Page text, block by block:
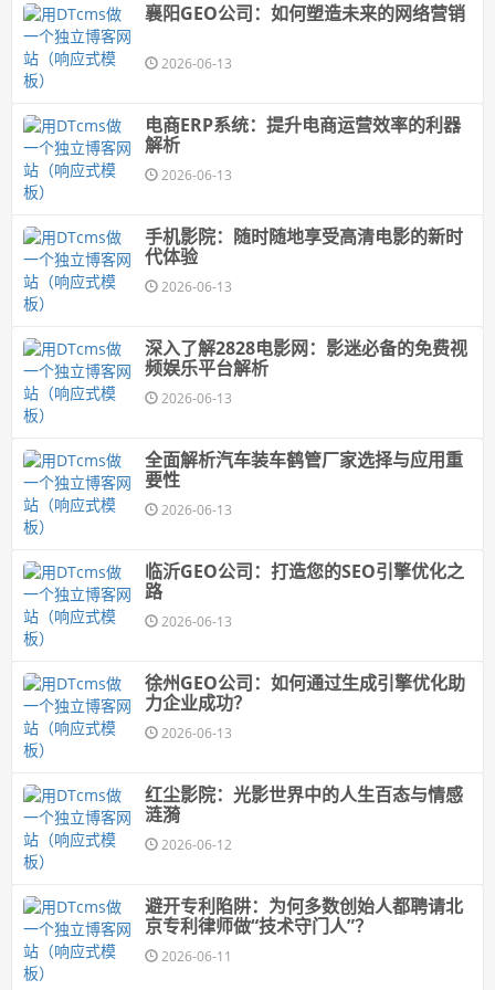
襄阳GEO公司：如何塑造未来的网络营销
2026-06-13
电商ERP系统：提升电商运营效率的利器
解析
2026-06-13
手机影院：随时随地享受高清电影的新时
代体验
2026-06-13
深入了解2828电影网：影迷必备的免费视
频娱乐平台解析
2026-06-13
全面解析汽车装车鹤管厂家选择与应用重
要性
2026-06-13
临沂GEO公司：打造您的SEO引擎优化之
路
2026-06-13
徐州GEO公司：如何通过生成引擎优化助
力企业成功？
2026-06-13
红尘影院：光影世界中的人生百态与情感
涟漪
2026-06-12
避开专利陷阱：为何多数创始人都聘请北
京专利律师做“技术守门人”？
2026-06-11